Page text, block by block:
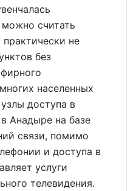
считать
не
без
населенных
доступа в
Анадыре на базе
связи, помимо
и доступа в
услуги
телевидения.